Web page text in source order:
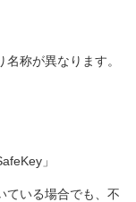
称が異なります。
」
ている場合でも、不